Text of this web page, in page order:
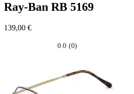
Ray-Ban RB 5169
139,00 €
0.0 (0)